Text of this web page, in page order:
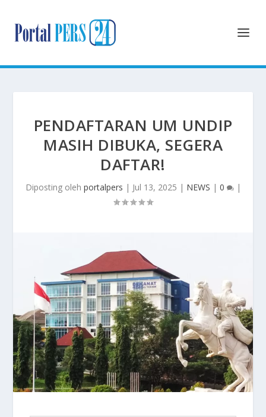
PENDAFTARAN UM UNDIP
MASIH DIBUKA, SEGERA
DAFTAR!
Diposting oleh portalpers | Jul 13, 2025 | NEWS | 0 |